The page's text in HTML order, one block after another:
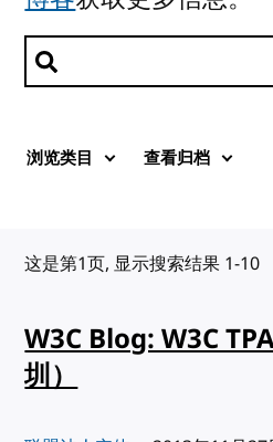
搜索文章
浏览类目 查看归档
这是第1页, 显示搜索结果 1-10
W3C Blog: W3C
圳）